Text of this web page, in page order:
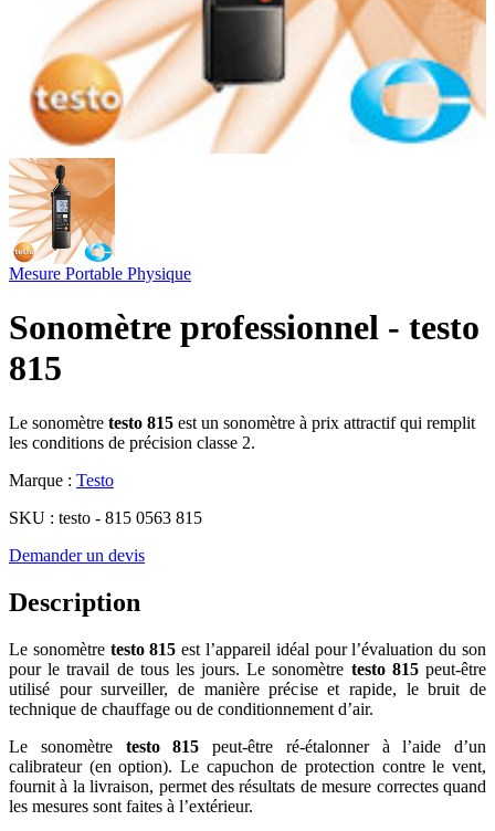
Mesure Portable Physique
Sonomètre professionnel - testo
815
Le sonomètre testo 815 est un sonomètre à prix attractif qui remplit
les conditions de précision classe 2.
Marque : Testo
SKU : testo - 815 0563 815
Demander un devis
Description
Le sonomètre testo 815 est l’appareil idéal pour l’évaluation du son
pour le travail de tous les jours. Le sonomètre testo 815peut-être
utilisé pour surveiller, de manière précise et rapide, le bruit de
technique de chauffage ou de conditionnement d’air.
Le sonomètre testo 815 peut-être ré-étalonner à l’aide d’un
calibrateur (en option). Le capuchon de protection contre le vent,
fournit à la livraison, permet des résultats de mesure correctes quand
les mesures sont faites à l’extérieur.